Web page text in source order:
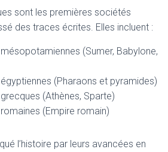
sont les premières sociétés
des traces écrites. Elles incluent :
(Sumer, Babylone,
(Pharaons et pyramides)
(Athènes, Sparte)
(Empire romain)
l’histoire par leurs avancées en